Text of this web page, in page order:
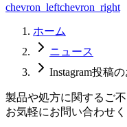
chevron_leftchevron_right
ホーム
ニュース
Instagram投稿
製品や処方に関するご
お気軽にお問い合わせく